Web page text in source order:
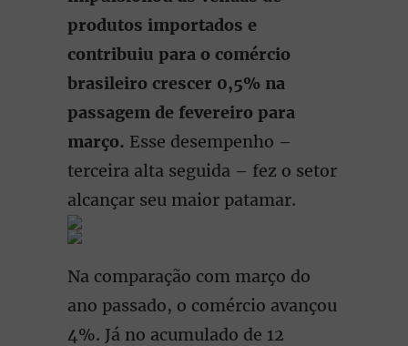
produtos importados e
contribuiu para o comércio
brasileiro crescer 0,5% na
passagem de fevereiro para
março. Esse desempenho –
terceira alta seguida – fez o setor
alcançar seu maior patamar.
Na comparação com março do
ano passado, o comércio avançou
4%. Já no acumulado de 12